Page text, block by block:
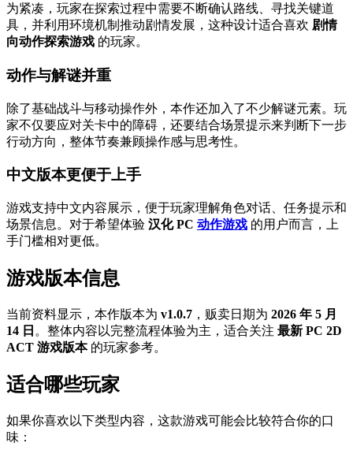
为紧凑，玩家在探索过程中需要不断确认路线、寻找关键道
具，并利用环境机制推动剧情发展，这种设计适合喜欢 剧情
向动作探索游戏 的玩家。
动作与解谜并重
除了基础战斗与移动操作外，本作还加入了不少解谜元素。玩
家不仅要应对关卡中的障碍，还要结合场景提示来判断下一步
行动方向，整体节奏兼顾操作感与思考性。
中文版本更便于上手
游戏支持中文内容展示，便于玩家理解角色对话、任务提示和
场景信息。对于希望体验 汉化 PC 动作游戏 的用户而言，上
手门槛相对更低。
游戏版本信息
当前资料显示，本作版本为 v1.0.7 ，贩卖日期为 2026 年 5 月
14 日 。整体内容以完整流程体验为主，适合关注 最新 PC 2D
ACT 游戏版本的玩家参考。
适合哪些玩家
如果你喜欢以下类型内容，这款游戏可能会比较符合你的口
味：